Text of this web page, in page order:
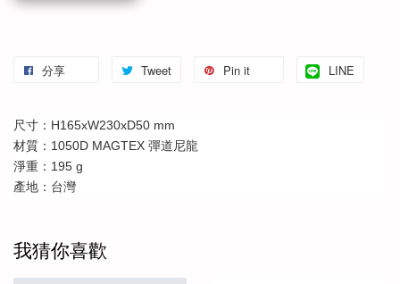
分享 Tweet Pin it LINE
尺寸：H165xW230xD50 mm
材質：1050D MAGTEX 彈道尼龍
淨重：195 g
產地：台灣
我猜你喜歡